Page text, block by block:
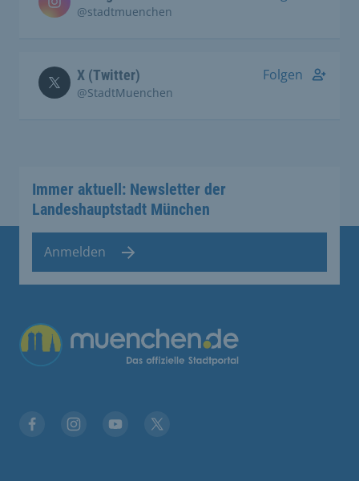
@stadtmuenchen
X (Twitter)
@StadtMuenchen
Folgen
Immer aktuell: Newsletter der
Landeshauptstadt München
Anmelden
Übergreifende Links